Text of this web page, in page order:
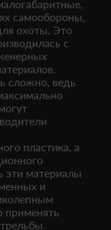
самообороны,
охоты. Это
с
сложно, ведь
пластика, а
эти материалы
и
применять